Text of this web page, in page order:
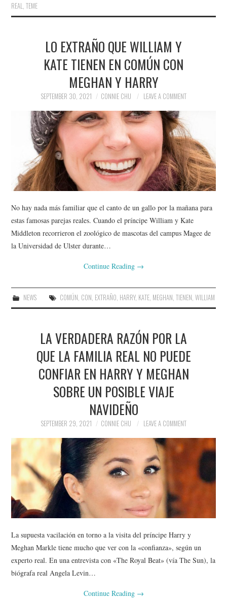
REAL,TEME
LO EXTRAÑO QUE WILLIAM Y
KATE TIENEN EN COMÚN CON
MEGHAN Y HARRY
SEPTEMBER 30, 2021 CONNIE CHU LEAVE A COMMENT
No hay nada más familiar que el canto de un gallo por la mañana para
estas famosas parejas reales. Cuando el príncipe William y Kate
Middleton recorrieron el zoológico de mascotas del campus Magee de
la Universidad de Ulster durante…
Continue Reading →
NEWS COMÚN, CON, EXTRAÑO, HARRY, KATE, MEGHAN, TIENEN, WILLIAM
LA VERDADERA RAZÓN POR LA
QUE LA FAMILIA REAL NO PUEDE
CONFIAR EN HARRY Y MEGHAN
SOBRE UN POSIBLE VIAJE
NAVIDEÑO
SEPTEMBER 29, 2021 CONNIE CHU LEAVE A COMMENT
La supuesta vacilación en torno a la visita del príncipe Harry y
Meghan Markle tiene mucho que ver con la «confianza», según un
experto real. En una entrevista con «The Royal Beat» (vía The Sun), la
biógrafa real Angela Levin…
Continue Reading →